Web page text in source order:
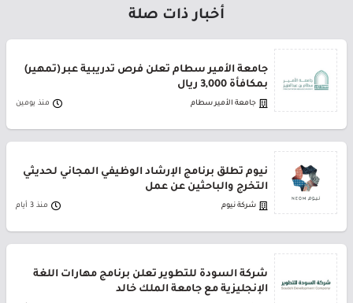
أخبار ذات صلة
جامعة الأمير سطام تعلن فرص تدريبية عبر (تمهير)
بمكافأة 3,000 ريال
جامعة الأمير سطام منذ يومين
نيوم تطلق برنامج الإرشاد الوظيفي المجاني لحديثي
التخرج والباحثين عن عمل
شركة نيوم منذ 3 أيام
شركة السودة للتطوير تعلن برنامج مهارات اللغة
الإنجليزية مع جامعة الملك خالد